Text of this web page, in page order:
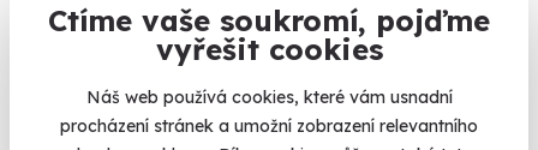
Ctíme vaše soukromí, pojďme
vyřešit cookies
Náš web používá cookies, které vám usnadní
procházení stránek a umožní zobrazení relevantního
Na heureka.cz máme
96% spokojenost zákazníků.